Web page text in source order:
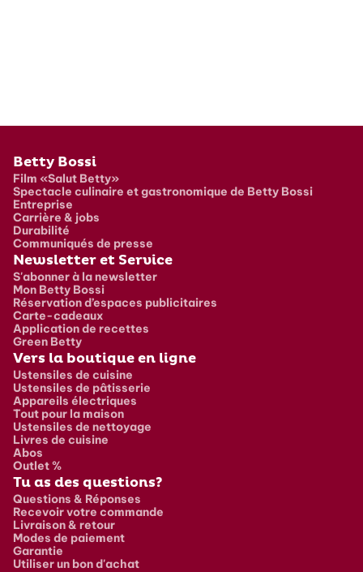
Pied de page
Betty Bossi
Film «Salut Betty»
Spectacle culinaire et gastronomique de Betty Bossi
Entreprise
Carrière & jobs
Durabilité
Communiqués de presse
Newsletter et Service
S'abonner à la newsletter
Mon Betty Bossi
Réservation d’espaces publicitaires
Carte-cadeaux
Application de recettes
Green Betty
Vers la boutique en ligne
Ustensiles de cuisine
Ustensiles de pâtisserie
Appareils électriques
Tout pour la maison
Ustensiles de nettoyage
Livres de cuisine
Abos
Outlet %
Tu as des questions?
Questions & Réponses
Recevoir votre commande
Livraison & retour
Modes de paiement
Garantie
Utiliser un bon d'achat